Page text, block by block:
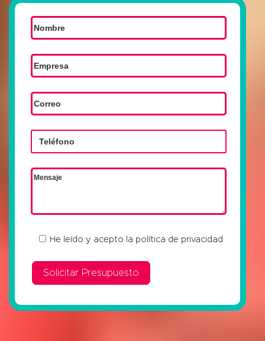
He leído y acepto la política de privacidad